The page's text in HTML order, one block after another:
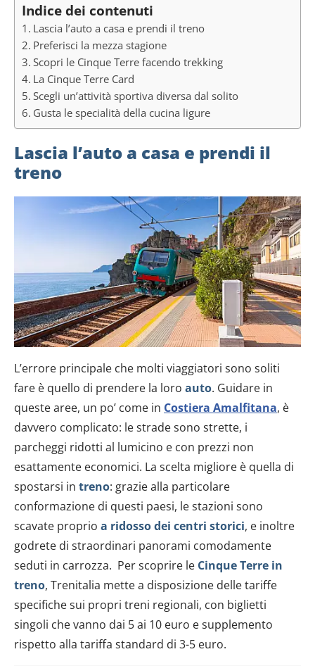
Indice dei contenuti
Lascia l’auto a casa e prendi il treno
Preferisci la mezza stagione
Scopri le Cinque Terre facendo trekking
La Cinque Terre Card
Scegli un’attività sportiva diversa dal solito
Gusta le specialità della cucina ligure
Lascia l’auto a casa e prendi il
treno
L’errore principale che molti viaggiatori sono soliti
fare è quello di prendere la loro auto. Guidare in
queste aree, un po’ come in Costiera Amalfitana, è
davvero complicato: le strade sono strette, i
parcheggi ridotti al lumicino e con prezzi non
esattamente economici. La scelta migliore è quella di
spostarsi in treno: grazie alla particolare
conformazione di questi paesi, le stazioni sono
scavate proprio a ridosso dei centri storici, e inoltre
godrete di straordinari panorami comodamente
seduti in carrozza. Per scoprire le Cinque Terre in
treno, Trenitalia mette a disposizione delle tariffe
specifiche sui propri treni regionali, con biglietti
singoli che vanno dai 5 ai 10 euro e supplemento
rispetto alla tariffa standard di 3-5 euro.